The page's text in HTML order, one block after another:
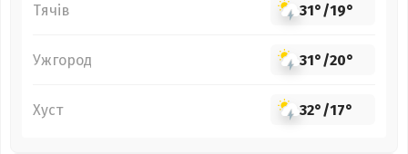
Тячів 31°/19°
Ужгород 31°/20°
Хуст 32°/17°